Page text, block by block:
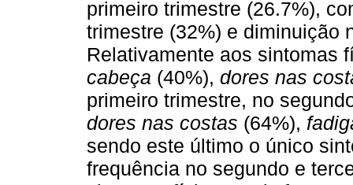
primeiro trimestre (26.7%),
trimestre (32%) e diminuição
Relativamente aos sintomas
cabeça (40%), dores nas
primeiro trimestre, no
dores nas costas (64%),
sendo este último o único
frequência no segundo e